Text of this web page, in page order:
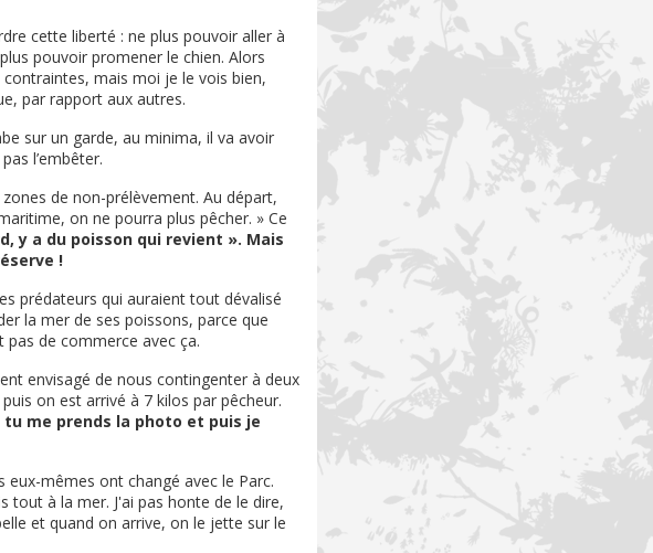
cette liberté : ne plus pouvoir aller à
pouvoir promener le chien. Alors
mais moi je le vois bien,
par rapport aux autres.
sur un garde, au minima, il va avoir
l’embêter.
de non-prélèvement. Au départ,
on ne pourra plus pêcher. » Ce
y a du poisson qui revient ». Mais
!
prédateurs qui auraient tout dévalisé
la mer de ses poissons, parce que
de commerce avec ça.
envisagé de nous contingenter à deux
on est arrivé à 7 kilos par pêcheur.
me prends la photo et puis je
mêmes ont changé avec le Parc.
tout à la mer. J'ai pas honte de le dire,
et quand on arrive, on le jette sur le